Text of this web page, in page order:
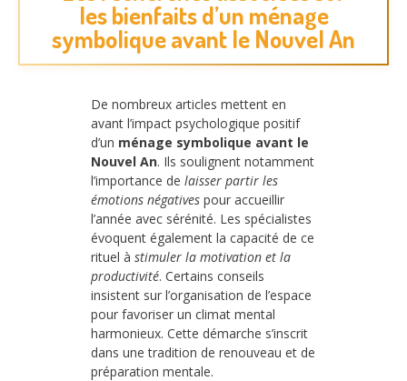
les bienfaits d’un ménage
symbolique avant le Nouvel An
De nombreux articles mettent en
avant l’impact psychologique positif
d’un ménage symbolique avant le
Nouvel An. Ils soulignent notamment
l’importance de laisser partir les
émotions négatives pour accueillir
l’année avec sérénité. Les spécialistes
évoquent également la capacité de ce
rituel à stimuler la motivation et la
productivité. Certains conseils
insistent sur l’organisation de l’espace
pour favoriser un climat mental
harmonieux. Cette démarche s’inscrit
dans une tradition de renouveau et de
préparation mentale.